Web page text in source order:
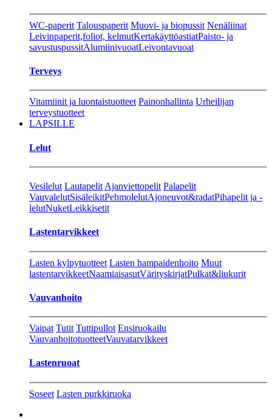
WC-paperit Talouspaperit Muovi- ja biopussit Nenäliinat
Leivinpaperit,foliot, kelmutKertakäyttöastiatPaisto- ja
savustuspussitAlumiinivuoatLeivontavuoat
Terveys
Vitamiinit ja luontaistuotteet Painonhallinta Urheilijan
terveystuotteet
LAPSILLE
Lelut
Vesilelut Lautapelit Ajanviettopelit Palapelit
VauvalelutSisäleikitPehmolelutAjoneuvot&radatPihapelit ja -
lelutNuketLeikkisetit
Lastentarvikkeet
Lasten kylpytuotteet Lasten hampaidenhoito Muut
lastentarvikkeetNaamiaisasutVärityskirjatPulkat&liukurit
Vauvanhoito
Vaipat Tutit Tuttipullot Ensiruokailu
VauvanhoitotuotteetVauvatarvikkeet
Lastenruoat
Soseet Lasten purkkiruoka